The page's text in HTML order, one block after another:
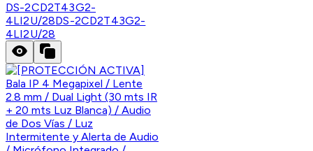
DS-2CD2T43G2-
4LI2U/28DS-2CD2T43G2-
4LI2U/28